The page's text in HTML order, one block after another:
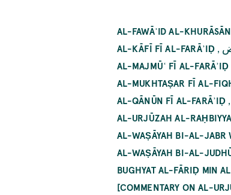
AL-FAWĀʾID AL-
AL-KĀFĪ FĪ AL-FARĀʾIḌ ,
AL-MAJMŪʿ FĪ AL-FARĀʾIḌ
AL-MUKHTAṢAR FĪ AL-
AL-QĀNŪN FĪ AL-FARĀʾIḌ ,
AL-URJŪZAH AL-
AL-WAṢĀYAH BI-AL-JABR
AL-WAṢĀYAH BI-AL-
BUGHYAT AL-FĀRIḌ MIN
[COMMENTARY ON AL-